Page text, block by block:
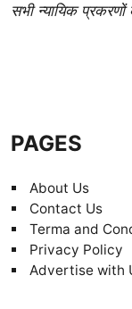
सभी न्यायिक प्रकरणों
PAGES
About Us
Contact Us
Terma and
Privacy Policy
Advertise with